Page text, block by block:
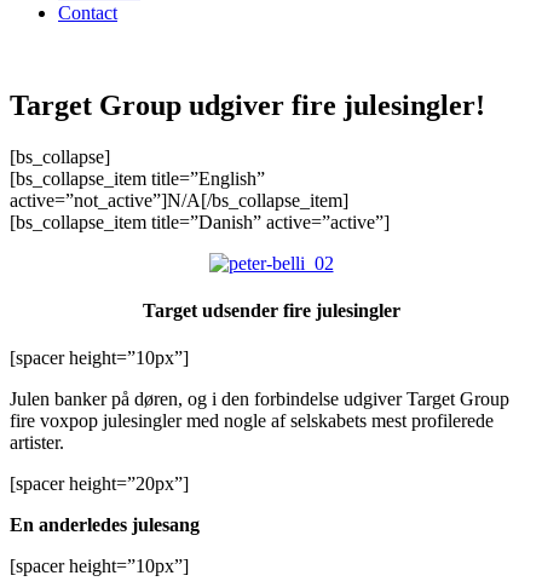
Contact
Target Group udgiver fire julesingler!
[bs_collapse]
[bs_collapse_item title=”English”
active=”not_active”]N/A[/bs_collapse_item]
[bs_collapse_item title=”Danish” active=”active”]
Target udsender fire julesingler
[spacer height=”10px”]
Julen banker på døren, og i den forbindelse udgiver Target Group
fire voxpop julesingler med nogle af selskabets mest profilerede
artister.
[spacer height=”20px”]
En anderledes julesang
[spacer height=”10px”]